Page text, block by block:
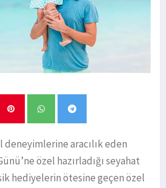
aracılık eden
özel hazırladığı seyahat
hediyelerin ötesine geçen özel